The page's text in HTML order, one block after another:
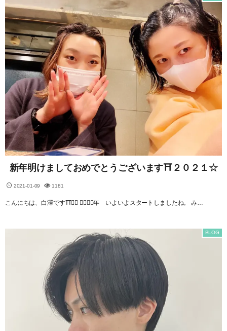
新年明けましておめでとうございます⛩２０２１☆
2021-01-09 1181
こんにちは、白澤です⛩⛩ ２０２１年 いよいよスタートしましたね。 み…
BLOG